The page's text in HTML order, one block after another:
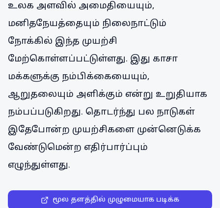
உலக அளவில் அமைதியையும்,
மனிதநேயத்தையும் நிலைநாட்டும்
நோக்கில் இந்த முயற்சி
மேற்கொள்ளப்பட்டுள்ளது. இது காசா
மக்களுக்கு நம்பிக்கையையும்,
ஆறுதலையும் அளிக்கும் என்று உறுதியாக
நம்பப்படுகிறது. தொடர்ந்து பல நாடுகள்
இதேபோன்ற முயற்சிகளை முன்னெடுக்க
வேண்டுமென்ற எதிர்பார்ப்பும்
எழுந்துள்ளது.
மூல தளத்தில் முழுமையாக படிக்க